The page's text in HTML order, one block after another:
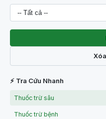
⚡ Tra Cứu Nhanh
Thuốc trừ sâu
Thuốc trừ bệnh